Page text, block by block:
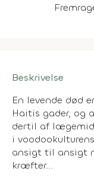
Beskrivelse
En levende død
Haitis gader, og
dertil af
i
ansigt til ansigt
kræfter...